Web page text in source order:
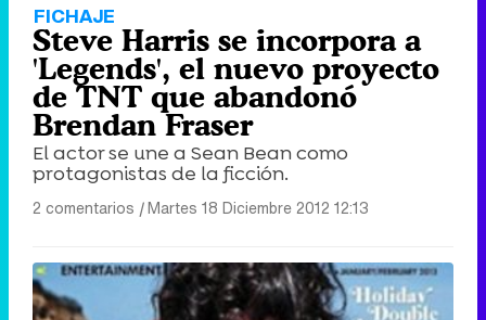
FICHAJE
Steve Harris se incorpora a
'Legends', el nuevo proyecto
de TNT que abandonó
Brendan Fraser
El actor se une a Sean Bean como
protagonistas de la ficción.
2 comentarios |Martes 18 Diciembre 2012 12:13